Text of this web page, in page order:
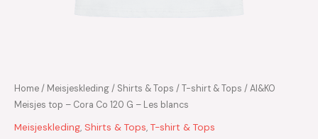
Home/ Meisjeskleding/ Shirts & Tops /T-shirt & Tops / AI&KO
Meisjes top – Cora Co 120 G – Les blancs
Meisjeskleding, Shirts & Tops, T-shirt & Tops